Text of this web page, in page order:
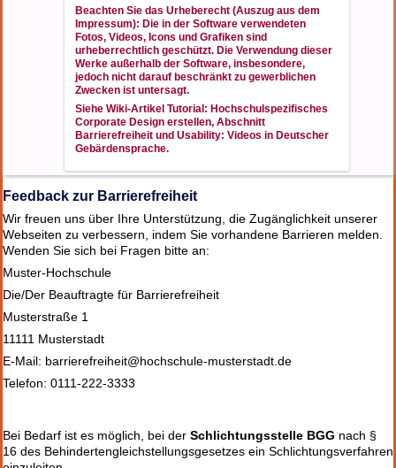
Beachten Sie das Urheberecht (Auszug aus dem
Impressum): Die in der Software verwendeten
Fotos, Videos, Icons und Grafiken sind
urheberrechtlich geschützt. Die Verwendung dieser
Werke außerhalb der Software, insbesondere,
jedoch nicht darauf beschränkt zu gewerblichen
Zwecken ist untersagt.
Siehe Wiki-Artikel Tutorial: Hochschulspezifisches
Corporate Design erstellen, Abschnitt
Barrierefreiheit und Usability: Videos in Deutscher
Gebärdensprache.
Feedback zur Barrierefreiheit
Wir freuen uns über Ihre Unterstützung, die Zugänglichkeit unserer
Webseiten zu verbessern, indem Sie vorhandene Barrieren melden.
Wenden Sie sich bei Fragen bitte an:
Muster-Hochschule
Die/Der Beauftragte für Barrierefreiheit
Musterstraße 1
11111 Musterstadt
E-Mail: barrierefreiheit@hochschule-musterstadt.de
Telefon: 0111-222-3333
Bei Bedarf ist es möglich, bei der Schlichtungsstelle BGG nach §
16 des Behindertengleichstellungsgesetzes ein Schlichtungsverfahren